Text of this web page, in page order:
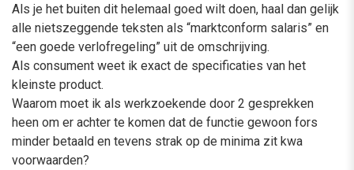
Als je het buiten dit helemaal goed wilt doen, haal dan gelijk
alle nietszeggende teksten als “marktconform salaris” en
“een goede verlofregeling” uit de omschrijving.
Als consument weet ik exact de specificaties van het
kleinste product.
Waarom moet ik als werkzoekende door 2 gesprekken
heen om er achter te komen dat de functie gewoon fors
minder betaald en tevens strak op de minima zit kwa
voorwaarden?